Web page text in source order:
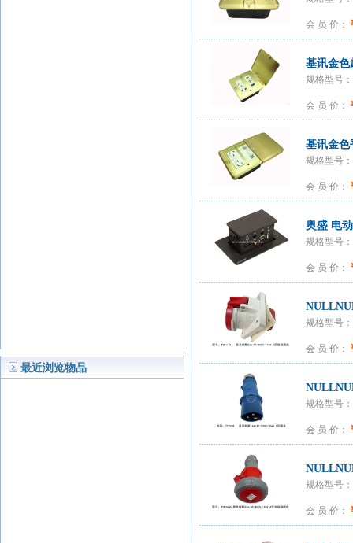
最近浏览物品
会 员 价：
基讯金
规格型号
会 员 价：
基讯金
规格型号
会 员 价：
奥盛 电
规格型号
会 员 价：
规格型号
会 员 价：
规格型号
会 员 价：
规格型号
会 员 价：